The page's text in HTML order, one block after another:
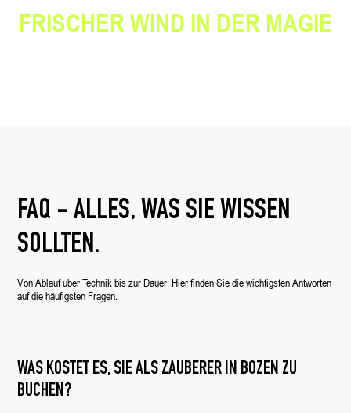
FRISCHER WIND IN DER MAGIE
FAQ - ALLES, WAS SIE WISSEN
SOLLTEN.
Von Ablauf über Technik bis zur Dauer: Hier finden Sie die wichtigsten Antworten
auf die häufigsten Fragen.
WAS KOSTET ES, SIE ALS ZAUBERER IN BOZEN ZU
BUCHEN?